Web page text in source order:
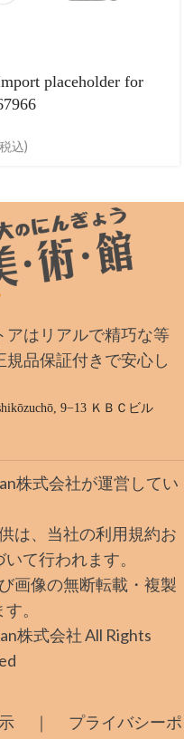
placeholder for
込)
アはリアルで精巧な等
品保証付きで安心し
9−13 ＫＢＣビル
株式会社が運営してい
は、当社の利用規約お
て行われます。
画像の無断転載・複製
。
株式会社 All Rights
｜ プライバシーポ